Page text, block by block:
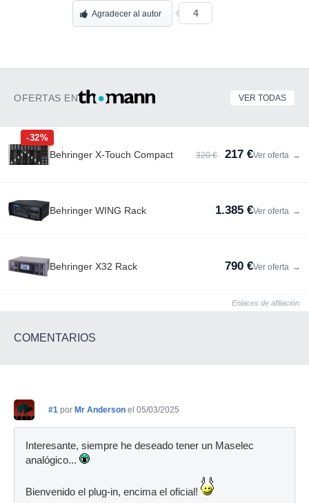
Agradecer al autor 4
OFERTAS EN VER TODAS
-32%
Behringer X-Touch Compact 320 € 217 €Ver oferta →
Behringer WING Rack 1.385 €Ver oferta →
Behringer X32 Rack 790 €Ver oferta →
Enlaces de afiliación
COMENTARIOS
#1 por Mr Anderson el 05/03/2025
Interesante, siempre he deseado tener un Maselec
analógico...
Bienvenido el plug-in, encima el oficial!